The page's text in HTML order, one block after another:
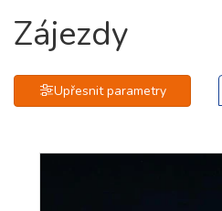
Zájezdy
Upřesnit parametry